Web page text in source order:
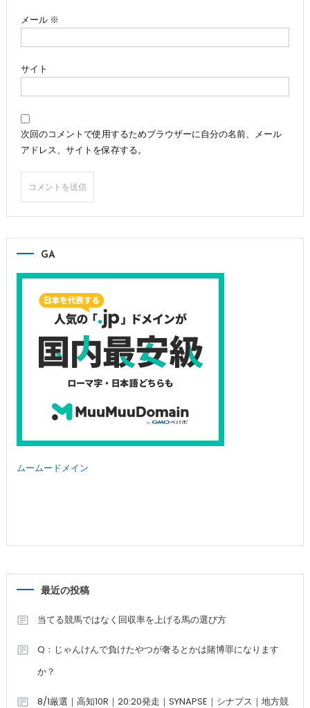
メール ※
サイト
次回のコメントで使用するためブラウザーに自分の名前、メール
アドレス、サイトを保存する。
GA
ムームードメイン
最近の投稿
当てる競馬ではなく回収率を上げる馬の選び方
Q：じゃんけんで負けたやつが奢るとかは賭博罪になります
か？
8/1厳選｜高知10R｜20:20発走｜SYNAPSE｜シナプス｜地方競